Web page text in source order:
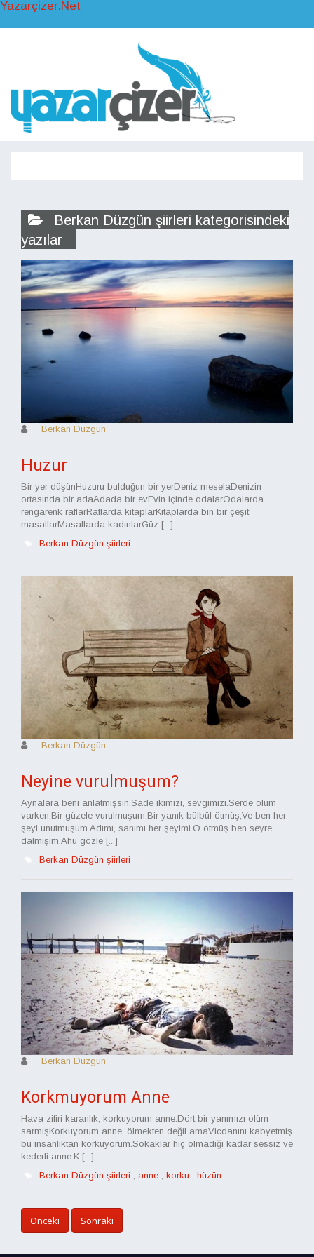
Yazarçizer.Net
Berkan Düzgün şiirleri kategorisindeki
yazılar
Berkan Düzgün
Huzur
Bir yer düşünHuzuru bulduğun bir yerDeniz meselaDenizin
ortasında bir adaAdada bir evEvin içinde odalarOdalarda
rengarenk raflarRaflarda kitaplarKitaplarda bin bir çeşit
masallarMasallarda kadınlarGüz [...]
Berkan Düzgün şiirleri
Berkan Düzgün
Neyine vurulmuşum?
Aynalara beni anlatmışsın,Sade ikimizi, sevgimizi.Serde ölüm
varken,Bir güzele vurulmuşum.Bir yanık bülbül ötmüş,Ve ben her
şeyi unutmuşum.Adımı, sanımı her şeyimi.O ötmüş ben seyre
dalmışım.Ahu gözle [...]
Berkan Düzgün şiirleri
Berkan Düzgün
Korkmuyorum Anne
Hava zifiri karanlık, korkuyorum anne.Dört bir yanımızı ölüm
sarmışKorkuyorum anne, ölmekten değil amaVicdanını kabyetmiş
bu insanlıktan korkuyorum.Sokaklar hiç olmadığı kadar sessiz ve
kederli anne.K [...]
Berkan Düzgün şiirleri , anne, korku , hüzün
Önceki Sonraki